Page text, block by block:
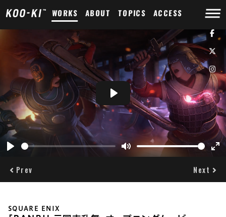
WORKS ABOUT TOPICS ACCESS
Mute
Play
Prev Next
SQUARE ENIX